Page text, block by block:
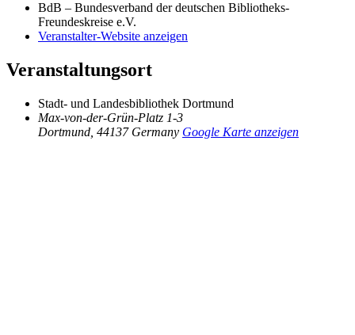
BdB – Bundesverband der deutschen Bibliotheks-
Freundeskreise e.V.
Veranstalter-Website anzeigen
Veranstaltungsort
Stadt- und Landesbibliothek Dortmund
Max-von-der-Grün-Platz 1-3
Dortmund 44137 Germany Google Karte anzeigen